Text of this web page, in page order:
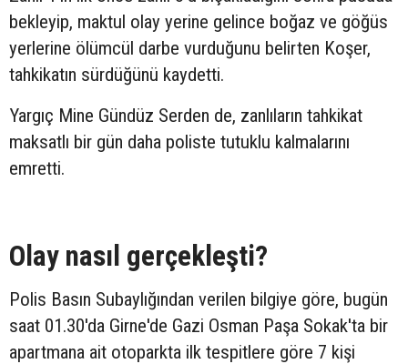
bekleyip, maktul olay yerine gelince boğaz ve göğüs
yerlerine ölümcül darbe vurduğunu belirten Koşer,
tahkikatın sürdüğünü kaydetti.
Yargıç Mine Gündüz Serden de, zanlıların tahkikat
maksatlı bir gün daha poliste tutuklu kalmalarını
emretti.
Olay nasıl gerçekleşti?
Polis Basın Subaylığından verilen bilgiye göre, bugün
saat 01.30'da Girne'de Gazi Osman Paşa Sokak'ta bir
apartmana ait otoparkta ilk tespitlere göre 7 kişi